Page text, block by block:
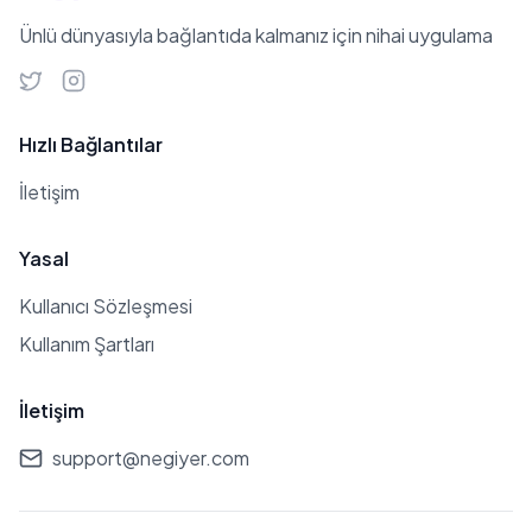
yeşil göz rengi bulunmaktadır. Burcu
ise İkizler'dir ve bu burcun özelliklerini
estetik bir işlem yoktur, sadece
Ünlü dünyasıyla bağlantıda kalmanız için nihai uygulama
Hızlı Bağlantılar
İletişim
Yasal
Kullanıcı Sözleşmesi
Kullanım Şartları
İletişim
support@negiyer.com